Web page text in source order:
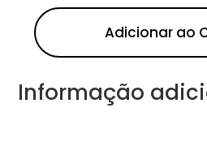
Adicionar ao
Informação